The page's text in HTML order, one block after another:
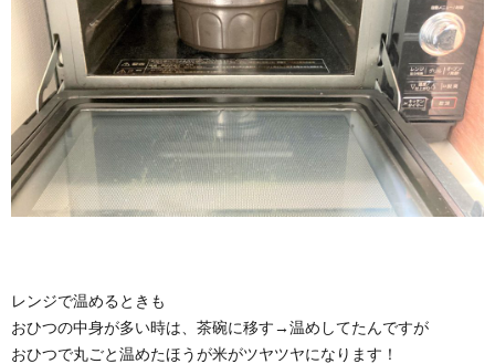
レンジで温めるときも
おひつの中身が多い時は、茶碗に移す→温めしてたんですが
おひつで丸ごと温めたほうが米がツヤツヤになります！